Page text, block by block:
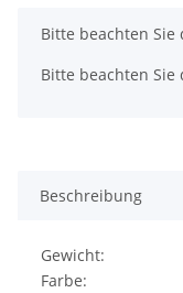
x
Bitte beachten Sie
Bitte beachten Sie
Beschreibung
Gewicht:
Farbe: